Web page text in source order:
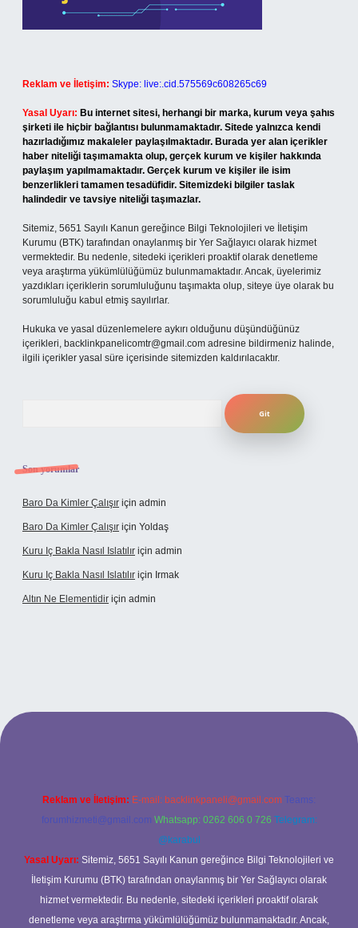
Reklam ve İletişim: Skype: live:.cid.575569c608265c69
Yasal Uyarı: Bu internet sitesi, herhangi bir marka, kurum veya şahıs
şirketi ile hiçbir bağlantısı bulunmamaktadır. Sitede yalnızca kendi
hazırladığımız makaleler paylaşılmaktadır. Burada yer alan içerikler
haber niteliği taşımamakta olup, gerçek kurum ve kişiler hakkında
paylaşım yapılmamaktadır. Gerçek kurum ve kişiler ile isim
benzerlikleri tamamen tesadüfidir. Sitemizdeki bilgiler taslak
halindedir ve tavsiye niteliği taşımazlar.
Sitemiz, 5651 Sayılı Kanun gereğince Bilgi Teknolojileri ve İletişim
Kurumu (BTK) tarafından onaylanmış bir Yer Sağlayıcı olarak hizmet
vermektedir. Bu nedenle, sitedeki içerikleri proaktif olarak denetleme
veya araştırma yükümlülüğümüz bulunmamaktadır. Ancak, üyelerimiz
yazdıkları içeriklerin sorumluluğunu taşımakta olup, siteye üye olarak bu
sorumluluğu kabul etmiş sayılırlar.
Hukuka ve yasal düzenlemelere aykırı olduğunu düşündüğünüz
içerikleri, backlinkpanelicomtr@gmail.com adresine bildirmeniz halinde,
ilgili içerikler yasal süre içerisinde sitemizden kaldırılacaktır.
Son yorumlar
Baro Da Kimler Çalışır için admin
Baro Da Kimler Çalışır için Yoldaş
Kuru Iç Bakla Nasıl Islatılır için admin
Kuru Iç Bakla Nasıl Islatılır için Irmak
Altın Ne Elementidir için admin
Reklam ve İletişim: E-mail: backlinkpaneli@gmail.com Teams:
forumhizmeti@gmail.com Whatsapp: 0262 606 0 726 Telegram:
@karabul
Yasal Uyarı: Sitemiz, 5651 Sayılı Kanun gereğince Bilgi Teknolojileri ve
İletişim Kurumu (BTK) tarafından onaylanmış bir Yer Sağlayıcı olarak
hizmet vermektedir. Bu nedenle, sitedeki içerikleri proaktif olarak
denetleme veya araştırma yükümlülüğümüz bulunmamaktadır. Ancak,